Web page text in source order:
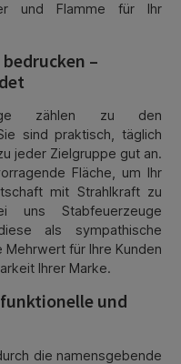
und Flamme für Ihr
–
zählen zu den
sind praktisch, täglich
jeder Zielgruppe gut an.
Fläche, um Ihr
mit Strahlkraft zu
uns Stabfeuerzeuge
als sympathische
für Ihre Kunden
Ihrer Marke.
und
die namensgebende